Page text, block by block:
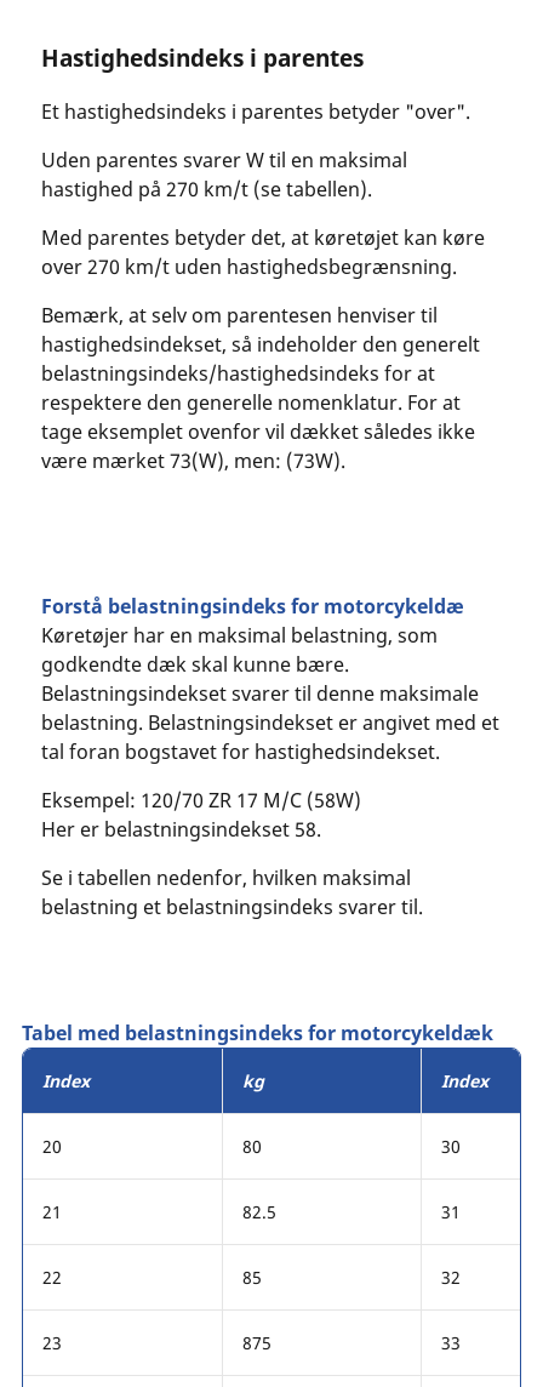
Hastighedsindeks i parentes
Et hastighedsindeks i parentes betyder "over".
Uden parentes svarer W til en maksimal
hastighed på 270 km/t (se tabellen).
Med parentes betyder det, at køretøjet kan køre
over 270 km/t uden hastighedsbegrænsning.
Bemærk, at selv om parentesen henviser til
hastighedsindekset, så indeholder den generelt
belastningsindeks/hastighedsindeks for at
respektere den generelle nomenklatur. For at
tage eksemplet ovenfor vil dækket således ikke
være mærket 73(W), men: (73W).
Forstå belastningsindeks for motorcykeldæ
Køretøjer har en maksimal belastning, som
godkendte dæk skal kunne bære.
Belastningsindekset svarer til denne maksimale
belastning. Belastningsindekset er angivet med et
tal foran bogstavet for hastighedsindekset.
Eksempel: 120/70 ZR 17 M/C (58W)
Her er belastningsindekset 58.
Se i tabellen nedenfor, hvilken maksimal
belastning et belastningsindeks svarer til.
Tabel med belastningsindeks for motorcykeldæk
Index kg Index
20 80 30
21 82.5 31
22 85 32
23 875 33